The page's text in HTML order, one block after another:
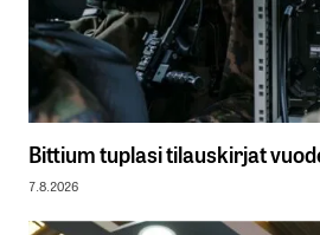
Bittium tuplasi tilauskirjat
7.8.2026